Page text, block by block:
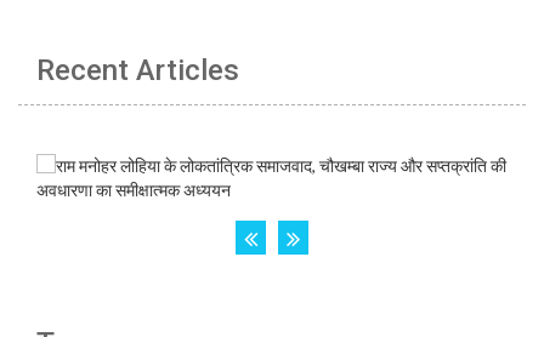
Recent Articles